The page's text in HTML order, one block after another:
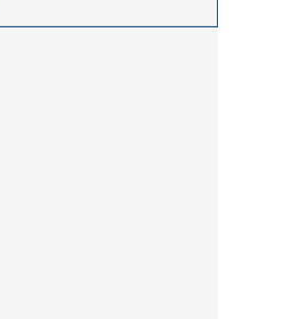
procedimientos llevados a